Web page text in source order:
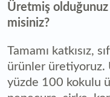
Üretmiş
misiniz?
Tamamı katkısız,
ürünler üretiyoruz.
yüzde 100 kokulu